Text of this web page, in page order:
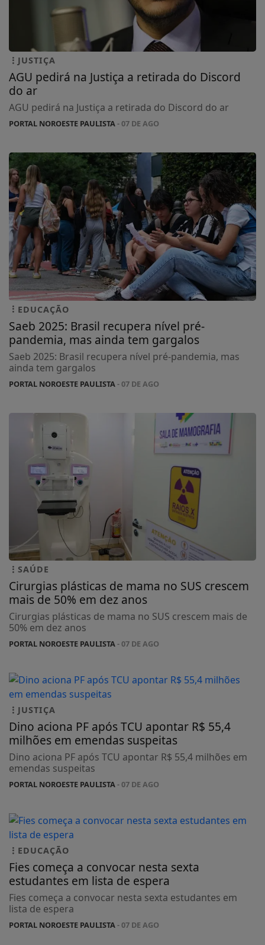
JUSTIÇA
AGU pedirá na Justiça a retirada do Discord
do ar
AGU pedirá na Justiça a retirada do Discord do ar
PORTAL NOROESTE PAULISTA- 07 DE AGO
EDUCAÇÃO
Saeb 2025: Brasil recupera nível pré-
pandemia, mas ainda tem gargalos
Saeb 2025: Brasil recupera nível pré-pandemia, mas
ainda tem gargalos
PORTAL NOROESTE PAULISTA- 07 DE AGO
SAÚDE
Cirurgias plásticas de mama no SUS crescem
mais de 50% em dez anos
Cirurgias plásticas de mama no SUS crescem mais de
50% em dez anos
PORTAL NOROESTE PAULISTA- 07 DE AGO
JUSTIÇA
Dino aciona PF após TCU apontar R$ 55,4
milhões em emendas suspeitas
Dino aciona PF após TCU apontar R$ 55,4 milhões em
emendas suspeitas
PORTAL NOROESTE PAULISTA- 07 DE AGO
EDUCAÇÃO
Fies começa a convocar nesta sexta
estudantes em lista de espera
Fies começa a convocar nesta sexta estudantes em
lista de espera
PORTAL NOROESTE PAULISTA- 07 DE AGO